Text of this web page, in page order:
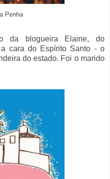
Penha
da blogueira Elaine, do
cara do Espírito Santo - o
do estado. Foi o marido